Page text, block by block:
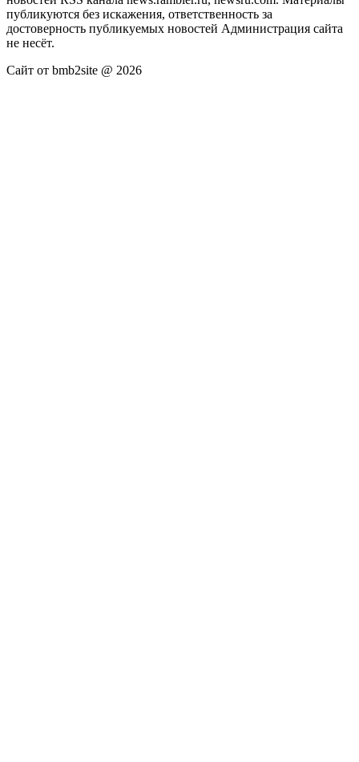
публикуются без искажения, ответственность за
достоверность публикуемых новостей Администрация сайта
не несёт.
Сайт от bmb2site @ 2026